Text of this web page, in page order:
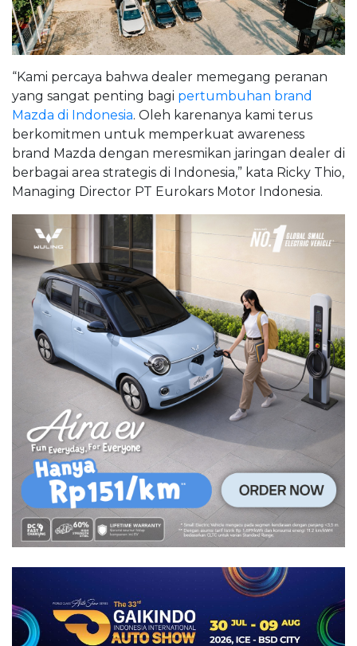
“Kami percaya bahwa dealer memegang peranan
yang sangat penting bagi pertumbuhan brand
Mazda di Indonesia. Oleh karenanya kami terus
berkomitmen untuk memperkuat awareness
brand Mazda dengan meresmikan jaringan dealer di
berbagai area strategis di Indonesia,” kata Ricky Thio,
Managing Director PT Eurokars Motor Indonesia.